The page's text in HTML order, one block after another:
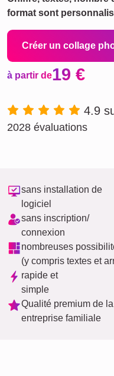
format sont
Créer un collage
à partir de19 €
4.9
2028 évaluations
sans installation de
logiciel
sans inscription/
connexion
nombreuses
(y compris textes et
rapide et
simple
Qualité premium de la
entreprise familiale